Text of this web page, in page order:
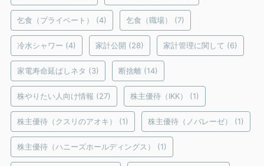
乞食（プライベート） (4) 乞食（職場） (7)
冷水シャワー (4) 家計公開 (28) 家計管理に関して (6)
家電寿命延ばしネタ (3) 断捨離 (14)
株やりたい人向け情報 (27) 株主優待（IKK） (1)
株主優待（クスリのアオキ） (1) 株主優待（ノバレーゼ） (1)
株主優待（ハニーズホールディングス） (1)